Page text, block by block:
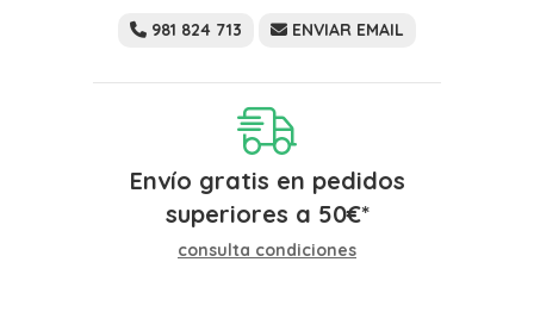
981 824 713 ENVIAR EMAIL
Envío gratis en pedidos
superiores a 50€*
consulta condiciones